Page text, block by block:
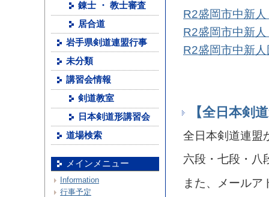
R2盛岡市中新
R2盛岡市中新
R2盛岡市中新
【全日本剣
全日本剣道連盟
六段・七段・八
また、メールア
錬士 ・ 教士審査
居合道
岩手県剣道連盟行事
未分類
講習会情報
剣道教室
日本剣道形講習会
道場検索
メインメニュー
Information
行事予定